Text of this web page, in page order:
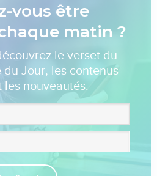
vous être
matin ?
le verset du
du Jour, les contenus
les nouveautés.